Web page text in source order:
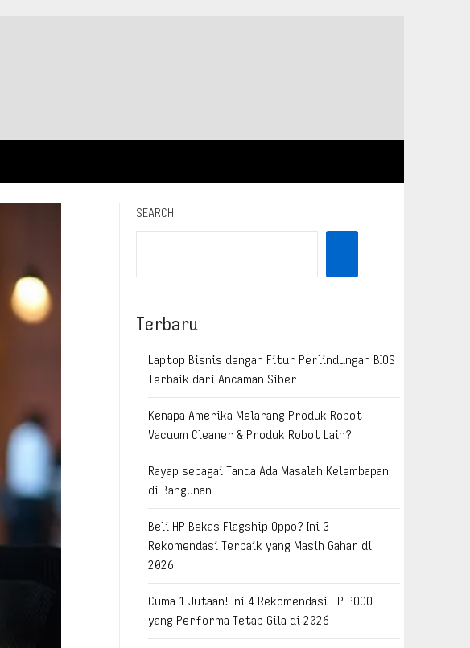
SEARCH
Terbaru
Laptop Bisnis dengan Fitur Perlindungan BIOS
Terbaik dari Ancaman Siber
Kenapa Amerika Melarang Produk Robot
Vacuum Cleaner & Produk Robot Lain?
Rayap sebagai Tanda Ada Masalah Kelembapan
di Bangunan
Beli HP Bekas Flagship Oppo? Ini 3
Rekomendasi Terbaik yang Masih Gahar di
2026
Cuma 1 Jutaan! Ini 4 Rekomendasi HP POCO
yang Performa Tetap Gila di 2026